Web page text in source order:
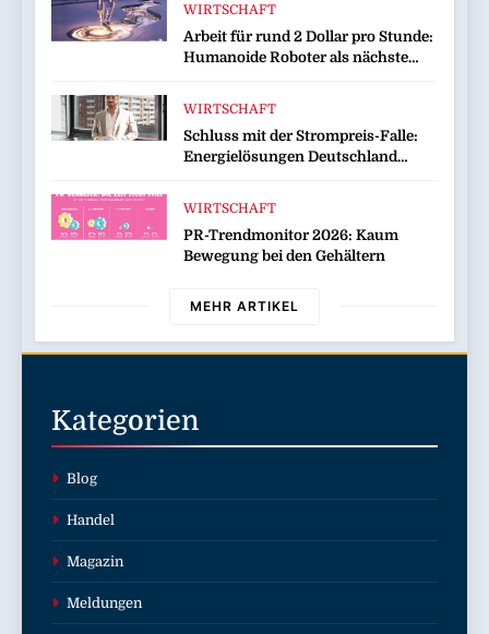
LECKERROM, CREMISEE,
EXCELSIOR süßer und herzhafter
Genuss
WIRTSCHAFT
Arbeit für rund 2 Dollar pro Stunde:
Humanoide Roboter als nächste
WIRTSCHAFT
Schluss mit der Strompreis-Falle:
Energielösungen Deutschland
und dabei sogar Geld verdienen
WIRTSCHAFT
PR-Trendmonitor 2026: Kaum
Bewegung bei den Gehältern
MEHR ARTIKEL
Kategorien
Blog
Handel
Magazin
Meldungen